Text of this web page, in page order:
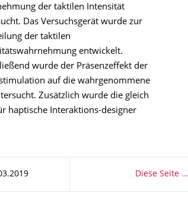
der taktilen Intensität
Das Versuchsgerät wurde zur
der taktilen
entwickelt.
wurde der Präsenzeffekt der
auf die wahrgenommene
Zusätzlich wurde die gleich
haptische Interaktions-designer
Diese Seite …